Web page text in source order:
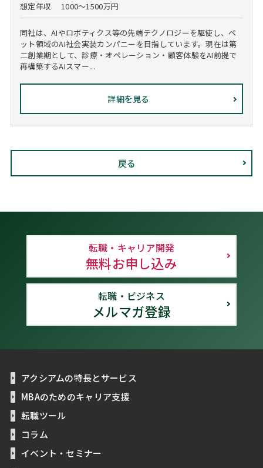
想定年収 1000～1500万円
同社は、AIやロボティクス等の先端テクノロジーを駆使し、ペ
ット領域のAI社会実装カンパニーを目指しています。現在は第
二創業期として、診療・オペレーション・顧客体験をAI前提で
再構築するAIスマー...
詳細を見る
戻る
転職・キャリア開発
無料お申し込み
転職・ビジネス
メルマガ登録
アクシアムの特長とサービス
MBAのためのキャリア支援
転職ツール
コラム
イベント・セミナー